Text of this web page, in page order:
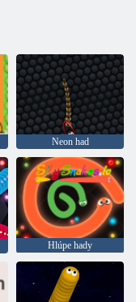
Neon had
Hlúpe hady